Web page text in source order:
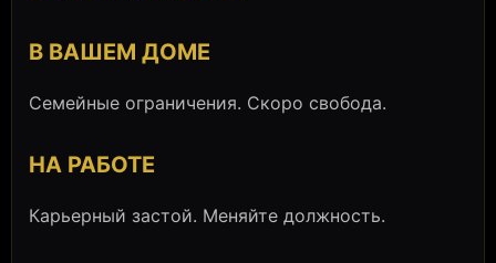
В ВАШЕМ ДОМЕ
Семейные ограничения. Скоро свобода.
НА РАБОТЕ
Карьерный застой. Меняйте должность.